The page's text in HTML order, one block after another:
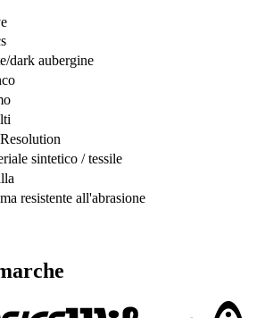
dark aubergine
sintetico / tessile
resistente all'abrasione